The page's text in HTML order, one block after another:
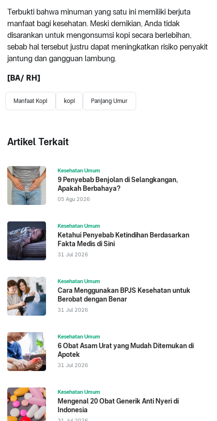
Terbukti bahwa minuman yang satu ini memiliki berjuta
manfaat bagi kesehatan. Meski demikian, Anda tidak
disarankan untuk mengonsumsi kopi secara berlebihan,
sebab hal tersebut justru dapat meningkatkan risiko penyakit
jantung dan gangguan lambung.
[BA/ RH]
Manfaat Kopi kopi Panjang Umur
Artikel Terkait
Kesehatan Umum
9 Penyebab Benjolan di Selangkangan,
Apakah Berbahaya?
05 Agu 2026
Kesehatan Umum
Ketahui Penyebab Ketindihan Berdasarkan
Fakta Medis di Sini
31 Jul 2026
Kesehatan Umum
Cara Menggunakan BPJS Kesehatan untuk
Berobat dengan Benar
31 Jul 2026
Kesehatan Umum
6 Obat Asam Urat yang Mudah Ditemukan di
Apotek
31 Jul 2026
Kesehatan Umum
Mengenal 20 Obat Generik Anti Nyeri di
Indonesia